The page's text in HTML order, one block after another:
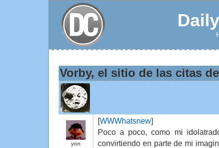
Vorby, el sitio de las citas
yon
[WWWhatsnew]
Poco a poco, como mi
convirtiendo en parte de mi